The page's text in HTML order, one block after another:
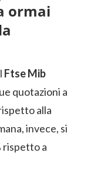
ormai
Ftse Mib
quotazioni a
alla
invece, si
rispetto a